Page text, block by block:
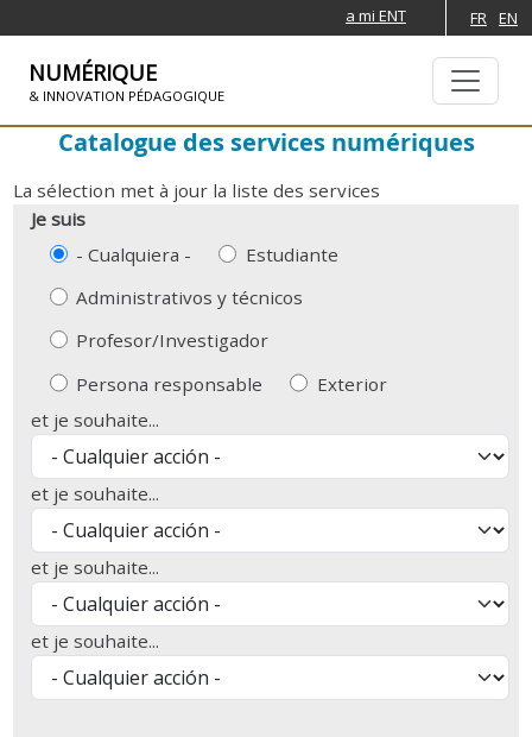
SKIP TO NAVIGATION
PASAR AL CONTENIDO PRINCIPAL
a mi ENT FR EN
NUMÉRIQUE
& INNOVATION PÉDAGOGIQUE
Catalogue des services numériques
La sélection met à jour la liste des services
Je suis
- Cualquiera -
Estudiante
Administrativos y técnicos
Profesor/Investigador
Persona responsable
Exterior
et je souhaite...
et je souhaite...
et je souhaite...
et je souhaite...